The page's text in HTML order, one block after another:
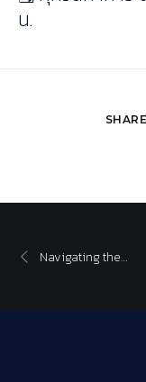
น.
SHARE
Navigating the Age of Conflict